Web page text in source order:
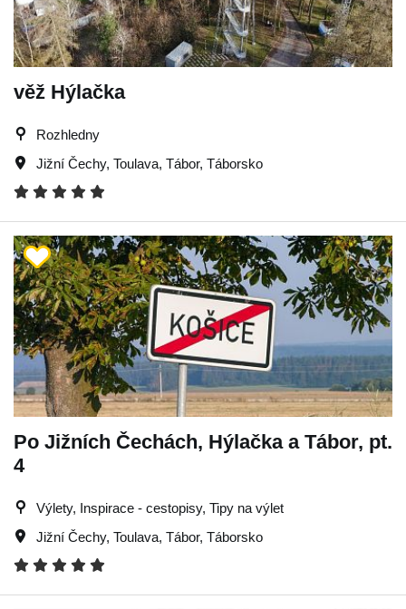
věž Hýlačka
Rozhledny
Jižní Čechy, Toulava, Tábor, Táborsko
Po Jižních Čechách, Hýlačka a Tábor, pt.
4
Výlety, Inspirace - cestopisy, Tipy na výlet
Jižní Čechy, Toulava, Tábor, Táborsko